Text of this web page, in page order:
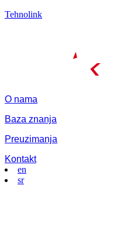
Tehnolink
O nama
Baza znanja
Preuzimanja
Kontakt
en
sr